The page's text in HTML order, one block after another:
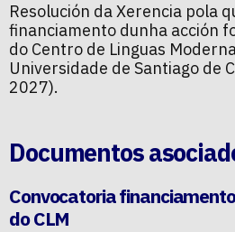
Resolución da Xerencia pola
financiamento dunha acción
do Centro de Linguas
Universidade de Santiago de
2027).
Documentos
Convocatoria
do CLM